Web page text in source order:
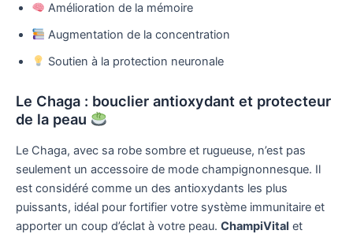
Amélioration de la mémoire
Augmentation de la concentration
Soutien à la protection neuronale
Le Chaga : bouclier antioxydant et protecteur
de la peau
Le Chaga, avec sa robe sombre et rugueuse, n’est pas
seulement un accessoire de mode champignonnesque. Il
est considéré comme un des antioxydants les plus
puissants, idéal pour fortifier votre système immunitaire et
apporter un coup d’éclat à votre peau. ChampiVital et